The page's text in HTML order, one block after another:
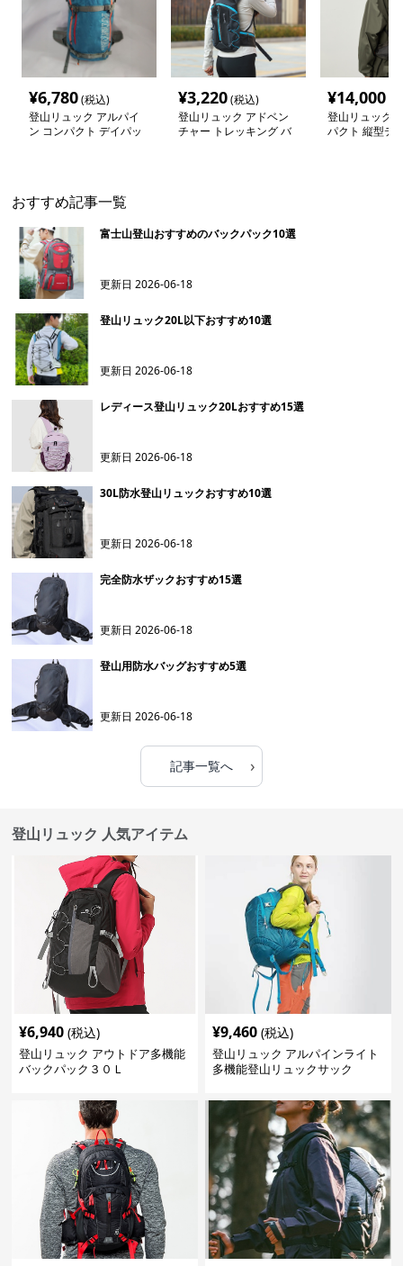
¥6,780(税込)
登山リュック アルパイ
ン コンパクト デイパッ
¥3,220(税込)
登山リュック アドベン
チャー トレッキング バ
¥14,000
登山リュック
パクト 縦型デ
おすすめ記事一覧
富士山登山おすすめのバックパック10選
更新日2026-06-18
登山リュック20L以下おすすめ10選
更新日2026-06-18
レディース登山リュック20Lおすすめ15選
更新日2026-06-18
30L防水登山リュックおすすめ10選
更新日2026-06-18
完全防水ザックおすすめ15選
更新日2026-06-18
登山用防水バッグおすすめ5選
更新日2026-06-18
記事一覧へ ›
登山リュック 人気アイテム
¥6,940 (税込)
登山リュック アウトドア多機能
バックパック３０Ｌ
¥9,460 (税込)
登山リュック アルパインライト
多機能登山リュックサック